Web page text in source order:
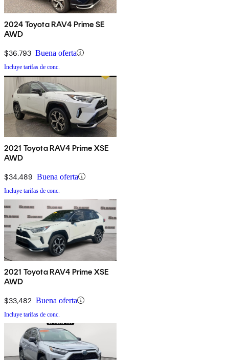
2024 Toyota RAV4 Prime SE
AWD
$36,793 Buena oferta
Incluye tarifas de conc.
2021 Toyota RAV4 Prime XSE
AWD
$34,489 Buena oferta
Incluye tarifas de conc.
2021 Toyota RAV4 Prime XSE
AWD
$33,482 Buena oferta
Incluye tarifas de conc.